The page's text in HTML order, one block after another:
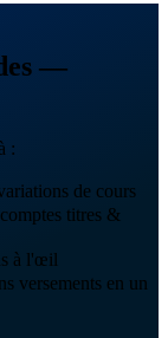
—
:
de cours
titres &
à l'œil
versements en un